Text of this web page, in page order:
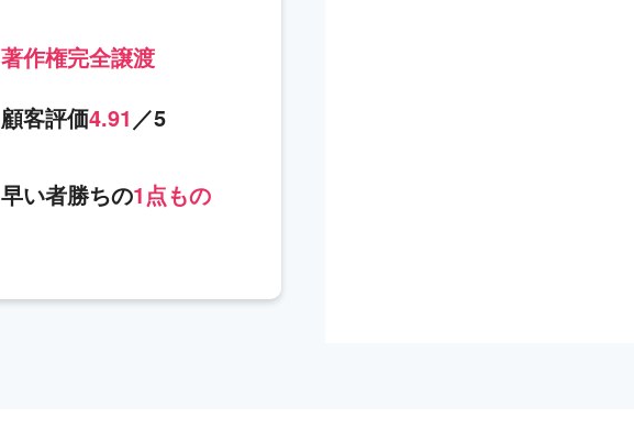
著作権完全譲渡
顧客評価4.91 ／5
早い者勝ちの1点もの